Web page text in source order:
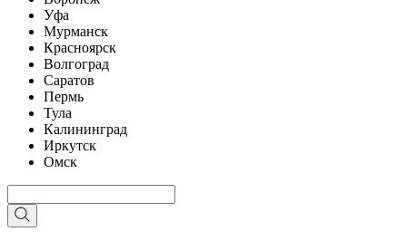
Уфа
Мурманск
Красноярск
Волгоград
Саратов
Пермь
Тула
Калининград
Иркутск
Омск